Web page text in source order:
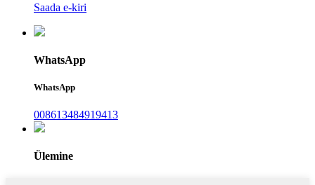
Saada e-kiri
WhatsApp
WhatsApp
008613484919413
Ülemine